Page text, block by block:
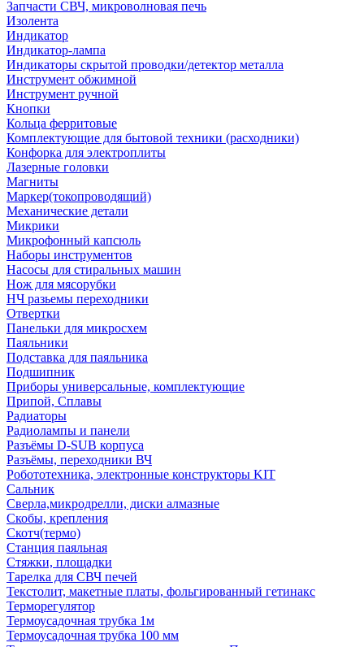
Запчасти СВЧ, микроволновая печь
Изолента
Индикатор
Индикатор-лампа
Индикаторы скрытой проводки/детектор металла
Инструмент обжимной
Инструмент ручной
Кнопки
Кольца ферритовые
Комплектующие для бытовой техники (расходники)
Конфорка для электроплиты
Лазерные головки
Магниты
Маркер(токопроводящий)
Механические детали
Микрики
Микрофонный капсюль
Наборы инструментов
Насосы для стиральных машин
Нож для мясорубки
НЧ разьемы переходники
Отвертки
Панельки для микросхем
Паяльники
Подставка для паяльника
Подшипник
Приборы универсальные, комплектующие
Припой, Сплавы
Радиаторы
Радиолампы и панели
Разъёмы D-SUB корпуса
Разъёмы, переходники ВЧ
Робототехника, электронные конструкторы KIT
Сальник
Сверла,микродрелли, диски алмазные
Скобы, крепления
Скотч(термо)
Станция паяльная
Стяжки, площадки
Тарелка для СВЧ печей
Текстолит, макетные платы, фольгированный гетинакс
Терморегулятор
Термоусадочная трубка 1м
Термоусадочная трубка 100 мм